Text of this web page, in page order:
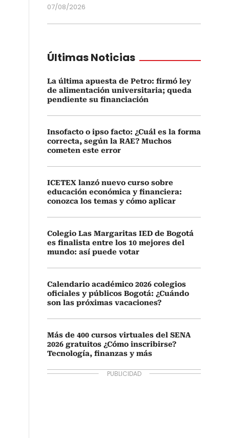
07/08/2026
Últimas Noticias
La última apuesta de Petro: firmó ley
de alimentación universitaria; queda
pendiente su financiación
Insofacto o ipso facto: ¿Cuál es la forma
correcta, según la RAE? Muchos
cometen este error
ICETEX lanzó nuevo curso sobre
educación económica y financiera:
conozca los temas y cómo aplicar
Colegio Las Margaritas IED de Bogotá
es finalista entre los 10 mejores del
mundo: así puede votar
Calendario académico 2026 colegios
oficiales y públicos Bogotá: ¿Cuándo
son las próximas vacaciones?
Más de 400 cursos virtuales del SENA
2026 gratuitos ¿Cómo inscribirse?
Tecnología, finanzas y más